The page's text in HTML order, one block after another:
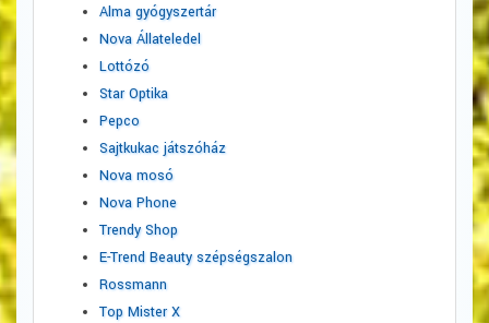
Alma gyógyszertár
Nova Állateledel
Lottózó
Star Optika
Pepco
Sajtkukac játszóház
Nova mosó
Nova Phone
Trendy Shop
E-Trend Beauty szépségszalon
Rossmann
Top Mister X